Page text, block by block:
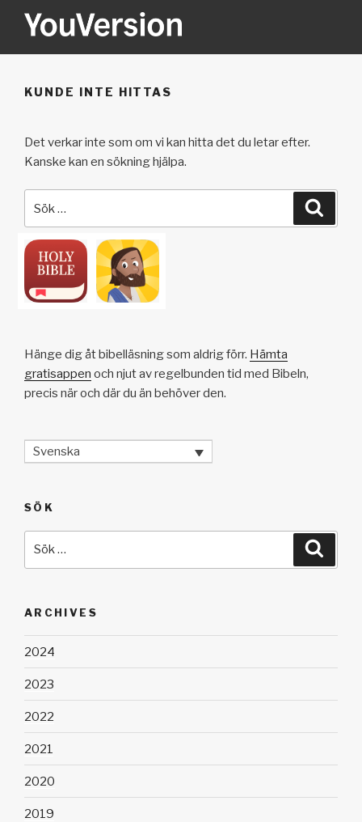
YOUVERSION
KUNDE INTE HITTAS
Det verkar inte som om vi kan hitta det du letar efter.
Kanske kan en sökning hjälpa.
Hänge dig åt bibelläsning som aldrig förr. Hämta
gratisappen och njut av regelbunden tid med Bibeln,
precis när och där du än behöver den.
Svenska
SÖK
ARCHIVES
2024
2023
2022
2021
2020
2019